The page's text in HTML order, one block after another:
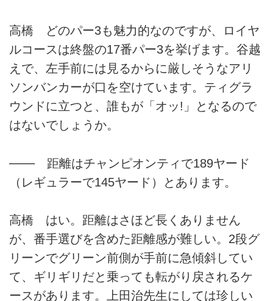
高橋 どのパー3も魅力的なのですが、ロイヤ
ルコースは終盤の17番パー3を挙げます。谷越
えで、左手前には見るからに厳しそうなアリ
ソンバンカーが口を空けています。ティグラ
ウンドに立つと、誰もが「オッ!」となるので
はないでしょうか。
─── 距離はチャンピオンティで189ヤード
（レギュラーで145ヤード）とあります。
高橋 はい。距離はさほど長くありません
が、番手選びを含めた距離感が難しい。2段グ
リーンでグリーン前側が手前に急傾斜してい
て、ギリギリだと乗っても転がり戻されるケ
ースがあります。上田治先生にしては珍しい